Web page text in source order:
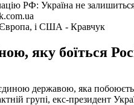
Європа, і США - Кравчук
яку боїться
державою, яка
групі, екс-президент